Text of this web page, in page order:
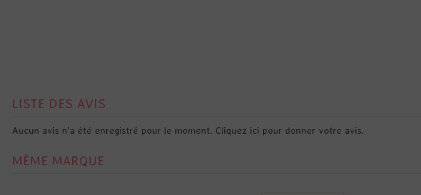
LISTE DES AVIS
Aucun avis n'a été enregistré pour le moment. Cliquez ici pour donner votre avis.
MÊME MARQUE